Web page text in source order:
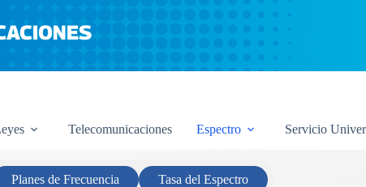
Telecomunicaciones Espectro Servicio
Planes de Frecuencia Tasa del Espectro